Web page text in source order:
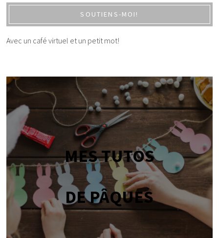
SOUTIENS-MOI!
Avec un café virtuel et un petit mot!
MES TUTOS
DE PÂQUES